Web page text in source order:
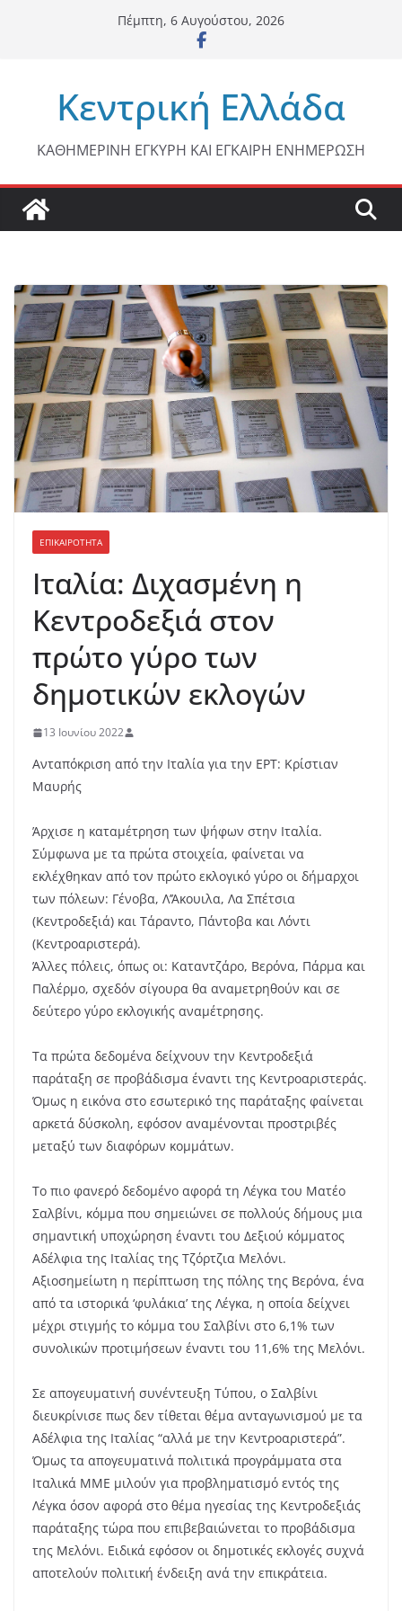
Πέμπτη, 6 Αυγούστου, 2026
Κεντρική Ελλάδα
ΚΑΘΗΜΕΡΙΝΗ ΕΓΚΥΡΗ ΚΑΙ ΕΓΚΑΙΡΗ ΕΝΗΜΕΡΩΣΗ
ΕΠΙΚΑΙΡΟΤΗΤΑ
Ιταλία: Διχασμένη η
Κεντροδεξιά στον
πρώτο γύρο των
δημοτικών εκλογών
13 Ιουνίου 2022
Ανταπόκριση από την Ιταλία για την ΕΡΤ: Κρίστιαν
Μαυρής
Άρχισε η καταμέτρηση των ψήφων στην Ιταλία.
Σύμφωνα με τα πρώτα στοιχεία, φαίνεται να
εκλέχθηκαν από τον πρώτο εκλογικό γύρο οι δήμαρχοι
των πόλεων: Γένοβα, Λ’Άκουιλα, Λα Σπέτσια
(Κεντροδεξιά) και Τάραντο, Πάντοβα και Λόντι
(Κεντροαριστερά).
Άλλες πόλεις, όπως οι: Καταντζάρο, Βερόνα, Πάρμα και
Παλέρμο, σχεδόν σίγουρα θα αναμετρηθούν και σε
δεύτερο γύρο εκλογικής αναμέτρησης.
Τα πρώτα δεδομένα δείχνουν την Κεντροδεξιά
παράταξη σε προβάδισμα έναντι της Κεντροαριστεράς.
Όμως η εικόνα στο εσωτερικό της παράταξης φαίνεται
αρκετά δύσκολη, εφόσον αναμένονται προστριβές
μεταξύ των διαφόρων κομμάτων.
Το πιο φανερό δεδομένο αφορά τη Λέγκα του Ματέο
Σαλβίνι, κόμμα που σημειώνει σε πολλούς δήμους μια
σημαντική υποχώρηση έναντι του Δεξιού κόμματος
Αδέλφια της Ιταλίας της Τζόρτζια Μελόνι.
Αξιοσημείωτη η περίπτωση της πόλης της Βερόνα, ένα
από τα ιστορικά ‘φυλάκια’ της Λέγκα, η οποία δείχνει
μέχρι στιγμής το κόμμα του Σαλβίνι στο 6,1% των
συνολικών προτιμήσεων έναντι του 11,6% της Μελόνι.
Σε απογευματινή συνέντευξη Τύπου, ο Σαλβίνι
διευκρίνισε πως δεν τίθεται θέμα ανταγωνισμού με τα
Αδέλφια της Ιταλίας “αλλά με την Κεντροαριστερά”.
Όμως τα απογευματινά πολιτικά προγράμματα στα
Ιταλικά ΜΜΕ μιλούν για προβληματισμό εντός της
Λέγκα όσον αφορά στο θέμα ηγεσίας της Κεντροδεξιάς
παράταξης τώρα που επιβεβαιώνεται το προβάδισμα
της Μελόνι. Ειδικά εφόσον οι δημοτικές εκλογές συχνά
αποτελούν πολιτική ένδειξη ανά την επικράτεια.